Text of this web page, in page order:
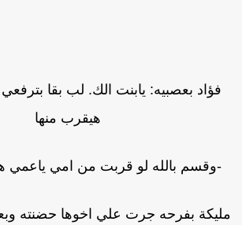
فؤاد بعصبيه: يابنت الك. لب بقا بترفعي
هيقرب منها
-وقسم بالله لو قربت من امي ياعمي
بفرحه جرت علي اخوها حضنته